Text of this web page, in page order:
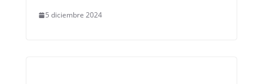
5 diciembre 2024